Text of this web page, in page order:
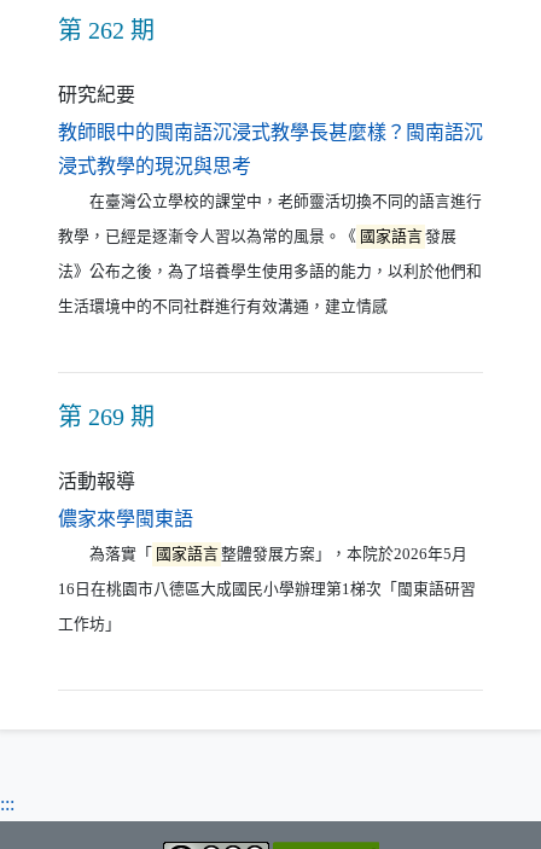
第 262 期
研究紀要
教師眼中的閩南語沉浸式教學長甚麼樣？閩南語沉
浸式教學的現況與思考
在臺灣公立學校的課堂中，老師靈活切換不同的語言進行
教學，已經是逐漸令人習以為常的風景。《 國家語言發展
法》公布之後，為了培養學生使用多語的能力，以利於他們和
生活環境中的不同社群進行有效溝通，建立情感
第 269 期
活動報導
儂家來學閩東語（另開新視窗）
為落實「 國家語言整體發展方案」，本院於2026年5月
16日在桃園市八德區大成國民小學辦理第1梯次「閩東語研習
工作坊」
:::